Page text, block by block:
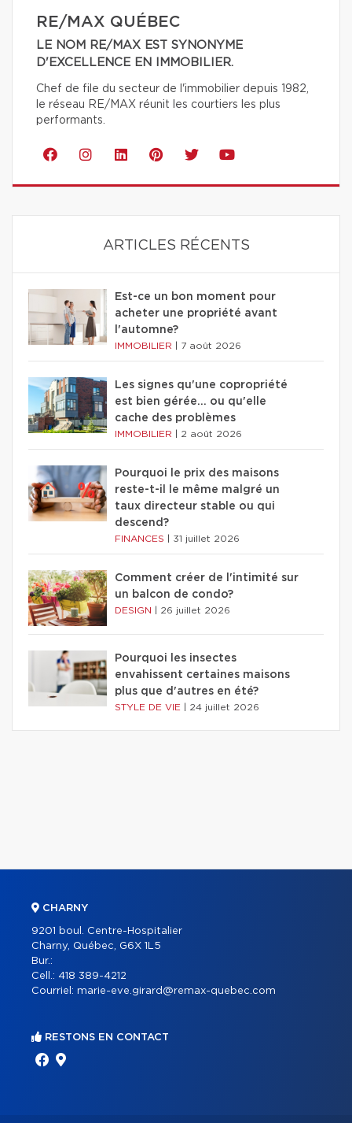
RE/MAX QUÉBEC
LE NOM RE/MAX EST SYNONYME
D'EXCELLENCE EN IMMOBILIER.
Chef de file du secteur de l'immobilier depuis 1982,
le réseau RE/MAX réunit les courtiers les plus
performants.
ARTICLES RÉCENTS
Est-ce un bon moment pour
acheter une propriété avant
l'automne?
IMMOBILIER 7 août 2026
Les signes qu'une copropriété
est bien gérée… ou qu'elle
cache des problèmes
IMMOBILIER 2 août 2026
Pourquoi le prix des maisons
reste-t-il le même malgré un
taux directeur stable ou qui
descend?
FINANCES 31 juillet 2026
Comment créer de l'intimité sur
un balcon de condo?
DESIGN 26 juillet 2026
Pourquoi les insectes
envahissent certaines maisons
plus que d'autres en été?
STYLE DE VIE 24 juillet 2026
CHARNY
9201 boul. Centre-Hospitalier
Charny, Québec, G6X 1L5
Bur.:
Cell.: 418 389-4212
Courriel: marie-eve.girard@remax-quebec.com
RESTONS EN CONTACT